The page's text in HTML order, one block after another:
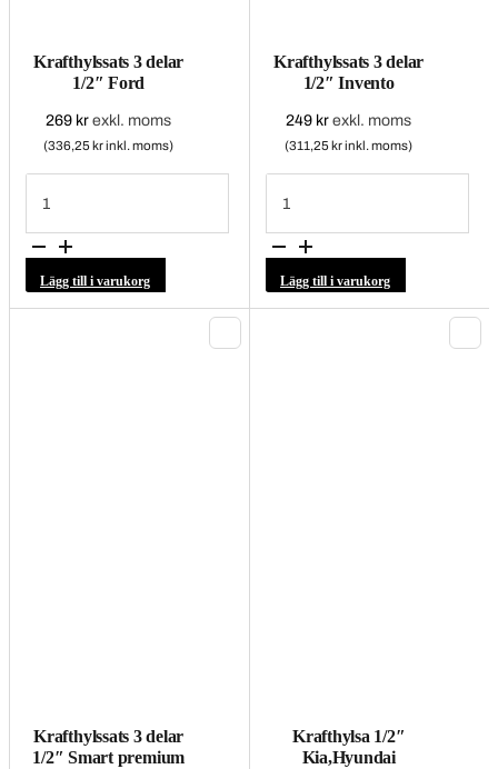
Krafthylssats 3 delar
1/2″ Ford
269 kr exkl. moms
(336,25 kr inkl. moms)
delar
Ford
mängd
Lägg till i varukorg
Krafthylssats 3 delar
1/2″ Invento
249 kr exkl. moms
(311,25 kr inkl. moms)
delar
Invento
mängd
Lägg till i varukorg
Krafthylssats 3 delar
1/2″ Smart premium
Krafthylsa 1/2″
Kia,Hyundai